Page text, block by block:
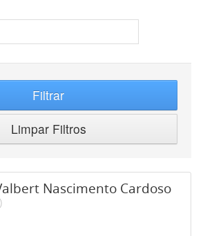
Filtrar
Limpar Filtros
Nascimento Cardoso